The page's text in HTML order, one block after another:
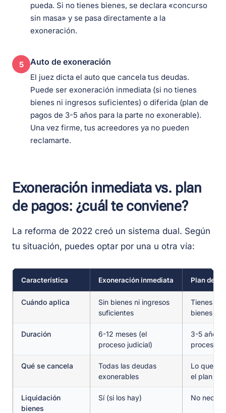
pueda. Si no tienes bienes, se declara «concurso
sin masa» y se pasa directamente a la
exoneración.
5 Auto de exoneración
El juez dicta el auto que cancela tus deudas.
Puede ser exoneración inmediata (si no tienes
bienes ni ingresos suficientes) o diferida (plan de
pagos de 3-5 años para la parte no exonerable).
Una vez firme, tus acreedores ya no pueden
reclamarte.
Exoneración inmediata vs. plan
de pagos: ¿cuál te conviene?
La reforma de 2022 creó un sistema dual. Según
tu situación, puedes optar por una u otra vía:
Característica Exoneración inmediata Plan de
Cuándo aplica
Sin bienes ni ingresos
suficientes
Tienes
bienes
Duración
6-12 meses (el
proceso judicial)
3-5 años
proceso
Qué se cancela
Todas las deudas
exonerables
Lo que
el plan
Liquidación
bienes
Sí (si los hay) No